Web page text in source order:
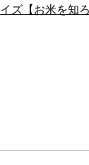
ズ【お米を知